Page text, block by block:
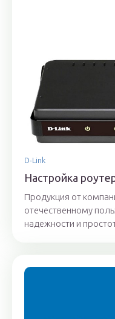
D-Link
Настройка
Продукция от
отечественному
надежности и